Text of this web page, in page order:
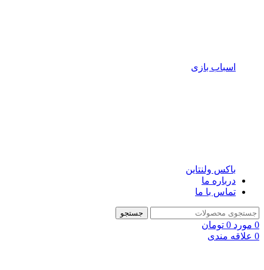
اسباب بازی
باکس ولنتاین
درباره ما
تماس با ما
جستجو
0 مورد 0 تومان
0 علاقه مندی